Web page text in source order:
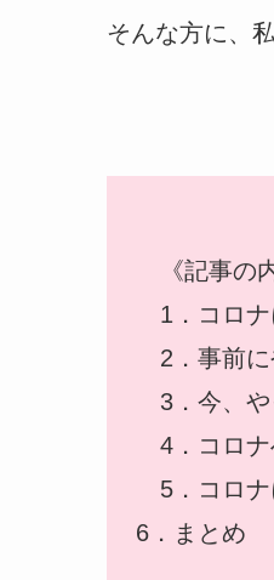
そんな方に、
《記事の内
1．コロナ
2．事前に
3．今、や
4．コロナ
5．コロナ
ㅤ6．まとめ